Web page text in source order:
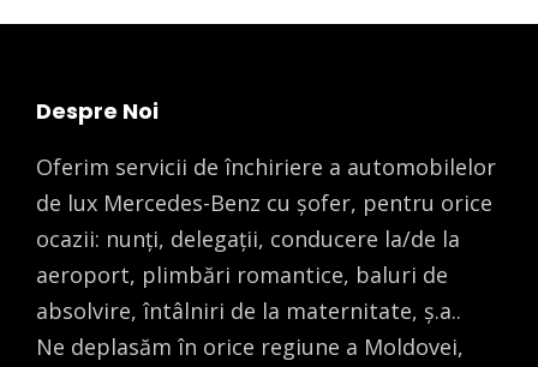
Despre Noi
Oferim servicii de închiriere a automobilelor
de lux Mercedes-Benz cu șofer, pentru orice
ocazii: nunți, delegații, conducere la/de la
aeroport, plimbări romantice, baluri de
absolvire, întâlniri de la maternitate, ș.a..
Ne deplasăm în orice regiune a Moldovei,